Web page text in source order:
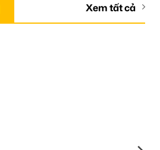
Xem tất cả